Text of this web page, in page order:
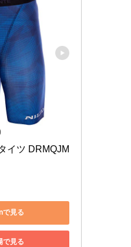
イツ DRMQJM
で見る
で見る